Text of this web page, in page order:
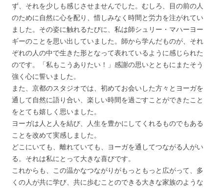
ず、それを少しも感じさせませんでした。むしろ、目の前の人
のために自然に心を配り、惜しみなく時間と労力を注がれてい
ました。その姿に触れるたびに、私は師シュリー・マハーヨー
ギーのことを思い出していました。師から学んだものが、それ
ぞれの人の中で生きた形となって表れているように感じられた
のです。「私もこうありたい！」感謝の思いとともにまたそう
強く心に誓いました。
また、京都のスタジオでは、初めてお会いした方々とヨーガを
通して自然に語り合い、楽しい時間を過ごすことができたこと
をとても嬉しく思いました。
ヨーガは人と人を結び、人生を豊かにしてくれるものでもある
ことを改めて実感しました。
どこにいても、離れていても、ヨーガを通してつながる人がい
る。それは私にとって大きな喜びです。
これからも、この温かなつながりがもっともっと広がって、多
くの人が共に学び、共に歩むことのできる大きな家族のような